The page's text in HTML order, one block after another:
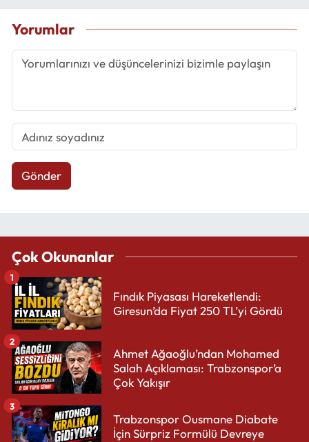
Yorumlar
Gönder
Çok Okunanlar
Fındık Piyasası Hareketlendi:
Giresun’da Fiyat 250 TL’yi Gördü
1
Ahmet Ağaoğlu’ndan Mohamed
Salah Açıklaması: Trabzonspor’a
Çok Yakışır
2
Trabzonspor Ousmane Diabate
İçin Sürpriz Formülü Devreye
3